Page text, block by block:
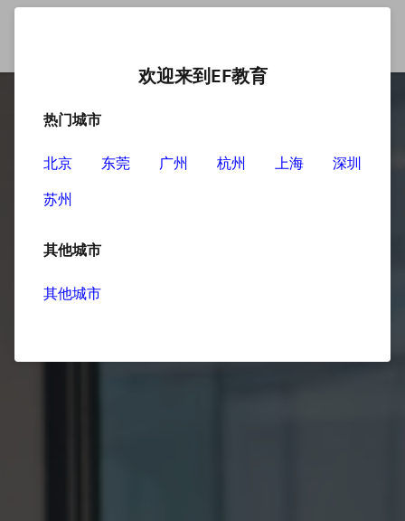
欢迎来到EF教育
热门城市
北京 东莞 广州 杭州 上海
深圳
苏州
其他城市
其他城市